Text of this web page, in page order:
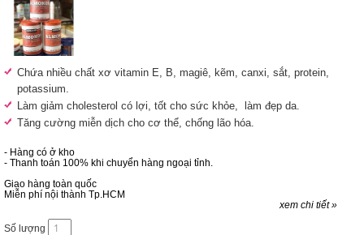
Chứa nhiều chất xơ vitamin E, B, magiê, kẽm, canxi, sắt, protein,
potassium.
Làm giảm cholesterol có lợi, tốt cho sức khỏe,
làm đẹp da.
Tăng cường miễn dịch cho cơ thể, chống lão hóa.
- Hàng có ở kho
- Thanh toán 100% khi chuyển hàng ngoại tỉnh.
Giao hàng toàn quốc
Miễn phí nội thành Tp.HCM
xem chi tiết »
Số lượng